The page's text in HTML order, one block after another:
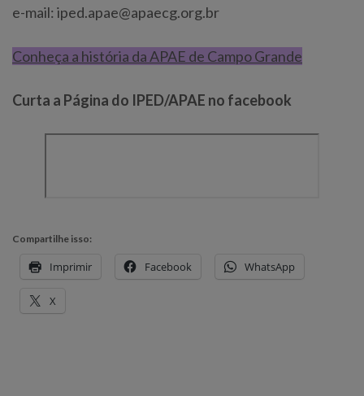
e-mail: iped.apae@apaecg.org.br
Conheça a história da APAE de Campo Grande
Curta a Página do IPED/APAE no facebook
Compartilhe isso:
Imprimir Facebook WhatsApp
X